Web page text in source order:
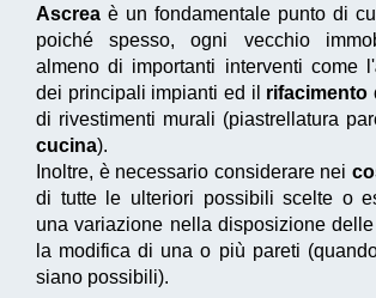
Ascrea è un fondamentale punto di
poiché spesso, ogni vecchio
almeno di importanti interventi come l'
dei principali impianti ed il rifacimento
di rivestimenti murali (piastrellatura
cucina).
Inoltre, è necessario considerare nei
di tutte le ulteriori possibili scelte o
una variazione nella disposizione
la modifica di una o più pareti
siano possibili).